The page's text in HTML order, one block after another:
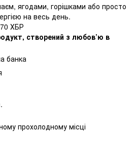
ягодами, горішками або просто
на весь день.
ХБР
створений з любов’ю в
банка
прохолодному місці